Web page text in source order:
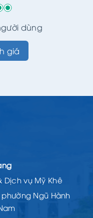
dùng
giá
Dịch vụ Mỹ Khê
Ngũ Hành